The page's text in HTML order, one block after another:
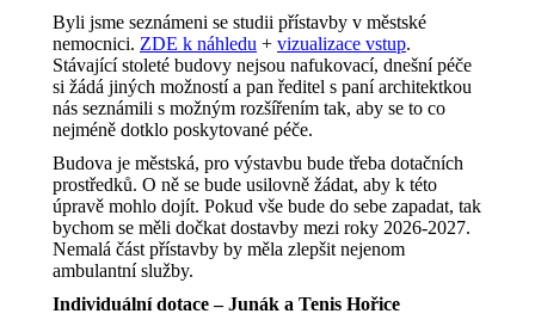
Byli jsme seznámeni se studii přístavby v městské
nemocnici. ZDE k náhledu + vizualizace vstup.
Stávající stoleté budovy nejsou nafukovací, dnešní péče
si žádá jiných možností a pan ředitel s paní architektkou
nás seznámili s možným rozšířením tak, aby se to co
nejméně dotklo poskytované péče.
Budova je městská, pro výstavbu bude třeba dotačních
prostředků. O ně se bude usilovně žádat, aby k této
úpravě mohlo dojít. Pokud vše bude do sebe zapadat, tak
bychom se měli dočkat dostavby mezi roky 2026-2027.
Nemalá část přístavby by měla zlepšit nejenom
ambulantní služby.
Individuální dotace – Junák a Tenis Hořice